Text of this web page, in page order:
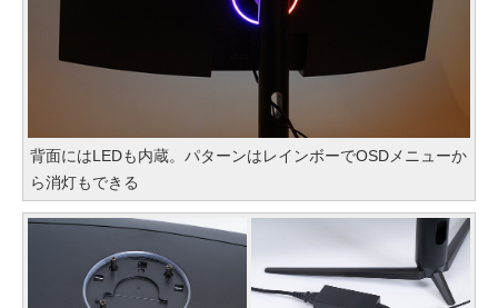
背面にはLEDも内蔵。パターンはレインボーでOSDメニューか
ら消灯もできる